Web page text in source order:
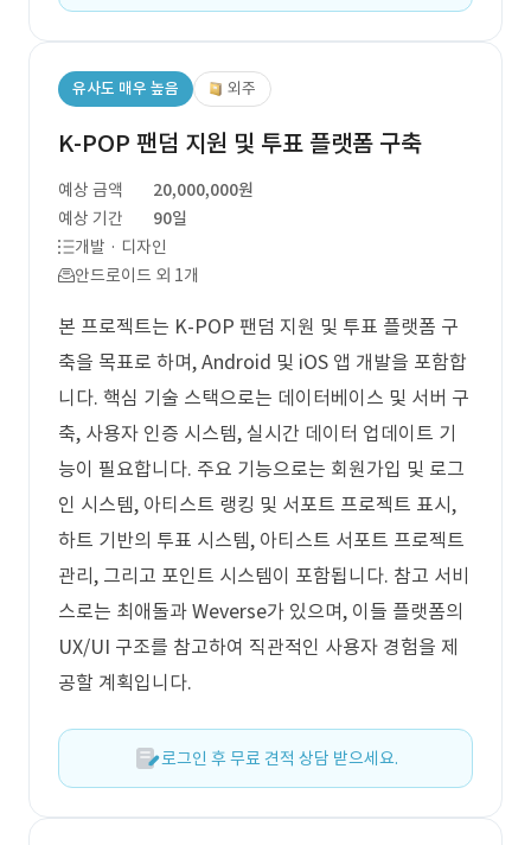
유사도 매우 높음 외주
K-POP 팬덤 지원 및 투표 플랫폼 구축
예상 금액
20,000,000원
예상 기간
90일
개발 · 디자인
안드로이드 외 1개
본 프로젝트는 K-POP 팬덤 지원 및 투표 플랫폼 구
축을 목표로 하며, Android 및 iOS 앱 개발을 포함합
니다. 핵심 기술 스택으로는 데이터베이스 및 서버 구
축, 사용자 인증 시스템, 실시간 데이터 업데이트 기
능이 필요합니다. 주요 기능으로는 회원가입 및 로그
인 시스템, 아티스트 랭킹 및 서포트 프로젝트 표시,
하트 기반의 투표 시스템, 아티스트 서포트 프로젝트
관리, 그리고 포인트 시스템이 포함됩니다. 참고 서비
스로는 최애돌과 Weverse가 있으며, 이들 플랫폼의
UX/UI 구조를 참고하여 직관적인 사용자 경험을 제
공할 계획입니다.
로그인 후 무료 견적 상담 받으세요.